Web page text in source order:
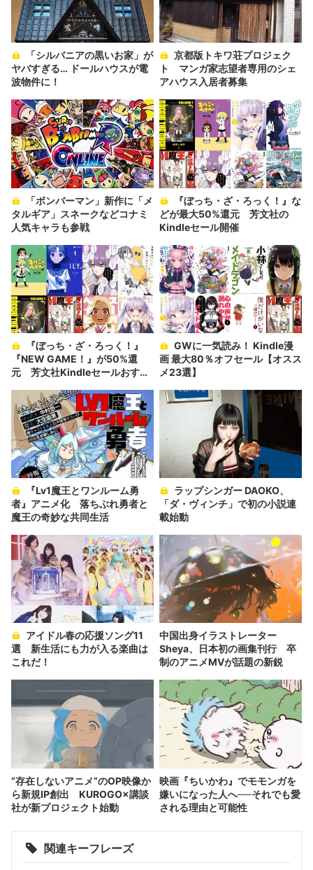
ヤバすぎる… ドールハウスが電
波物件に！
ト マンガ家志望者専用のシェ
アハウス入居者募集
タルギア」スネークなどコナミ
人気キャラも参戦
どが最大50%還元 芳文社の
Kindleセール開催
『NEW GAME！』が50%還
元 芳文社Kindleセールおすす
画 最大80％オフセール【オスス
メ23選】
者』アニメ化 落ちぶれ勇者と
魔王の奇妙な共同生活
「ダ・ヴィンチ」で初の小説連
載始動
選 新生活にも力が入る楽曲は
これだ！
中国出身イラストレーター
Sheya、日本初の画集刊行 卒
制のアニメMVが話題の新鋭
“存在しないアニメ”のOP映像か
ら新規IP創出 KUROGO×講談
社が新プロジェクト始動
映画『ちいかわ』でモモンガを
嫌いになった人へ──それでも愛
される理由と可能性
関連キーフレーズ